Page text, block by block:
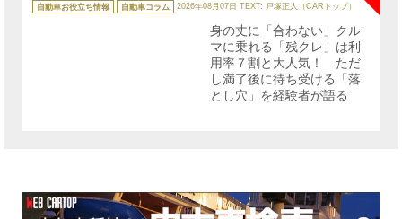
テ
ゴ
自動車お役立ち情報 自動車コラム 2026年08月07日 TEXT: 戸塚正人（CARトップ）
身の丈に「合わない」クル
マに乗れる「残クレ」は利
用率７割と大人気！ ただ
し満了後に待ち受ける「落
とし穴」を経験者が語る